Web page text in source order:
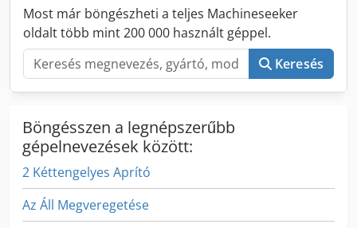
Most már böngészheti a teljes Machineseeker
oldalt több mint 200 000 használt géppel.
Keresés
Böngésszen a legnépszerűbb
gépelnevezések között:
2 Kéttengelyes Aprító
Az Áll Megveregetése